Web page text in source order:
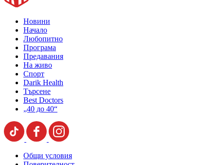
Новини
Начало
Любопитно
Програма
Предавания
На живо
Спорт
Darik Health
Търсене
Best Doctors
„40 до 40“
Общи условия